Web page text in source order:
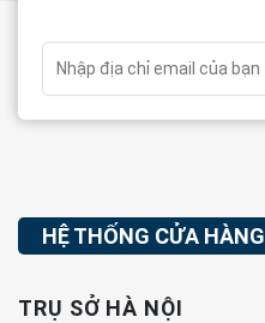
HỆ THỐNG CỬA HÀNG
TRỤ SỞ HÀ NỘI